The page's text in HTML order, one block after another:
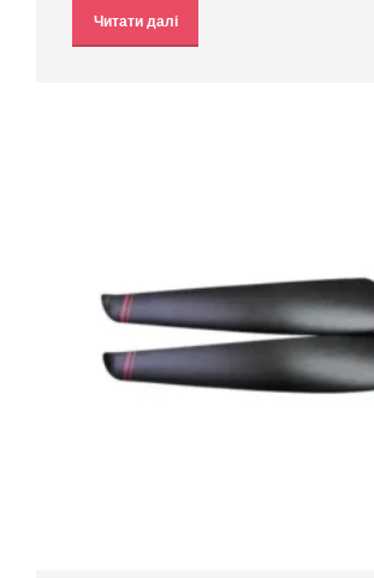
Читати далі